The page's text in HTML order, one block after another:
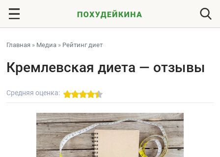
Главная » Медиа » Рейтинг диет
Кремлевская диета — отзывы
Средняя оценка: